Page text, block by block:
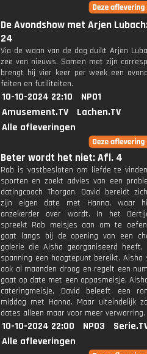
De Avondshow met Arjen
24
Via de waan van de dag duikt Arjen
zee van nieuws. Samen met zijn
brengt hij vier keer per week een
feiten en futiliteiten.
10-10-2024 22:10
NPO1
Amusement.TV
Lachen.TV
Alle afleveringen
Beter wordt het niet: Afl. 4
Rob is vastbesloten om liefde te
sporten en zoekt advies van een
datingcoach Thorgan. David bereidt
zijn eigen date met Hanna, waar
onzekerder over wordt. In het
spreekt Rob meisjes aan om te
gaat langs bij de opening van een
galerie die Aisha georganiseerd
spanning een hoogtepunt bereikt.
ook al maanden droog en regelt een
gaat op date met een oppasmeisje,
cateringmeisje, David beleeft een
middag met Hanna. Maar uiteindelijk
dates alleen maar voor meer verwarring.
10-10-2024 22:00 NPO3
Alle afleveringen